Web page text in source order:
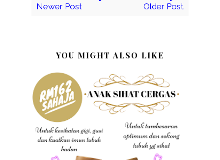
Newer Post Older Post
YOU MIGHT ALSO LIKE